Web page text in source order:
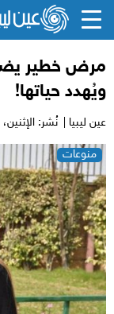
مرض خطير
ويُهدد حياتها!
عين ليبيا | نُشر: الإثنين،
منوعات